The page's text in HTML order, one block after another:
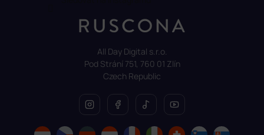
All Day Digital s.r.o.
Pod Strání 751, 760 01 Zlín
Czech Republic